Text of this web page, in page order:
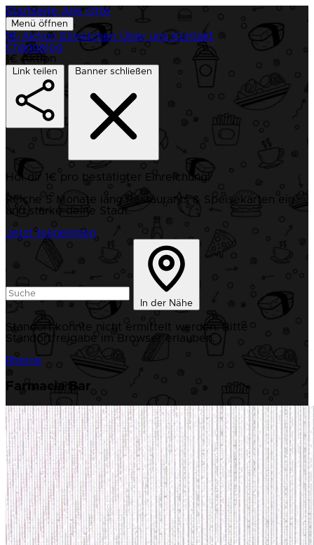
Startseite Alle Orte
Menü öffnen
1€-Aktion Einreichen Über uns Kontakt
Changelog
1€ Aktion
Link teilen Banner schließen
Hol dir 1€ pro bestätigter Einreichung!
Reiche 5 Monate lang Restaurants & Speisekarten ein
und stärke deine Stadt.
Jetzt teilnehmen
In der Nähe
Standort konnte nicht ermittelt werden. Bitte
Standortfreigabe im Browser erlauben.
Rheine
Farmacia Bar